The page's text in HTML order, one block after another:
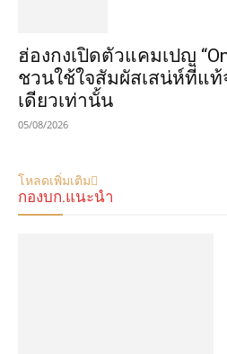
ฮ่องกงเปิดตัวแคมเปญ
ชวนใช้ใจสัมผัสเสน่ห์ที่แท้
เดียวเท่านั้น
05/08/2026
โหลดเพิ่มเติม
กองบก.แนะนำ